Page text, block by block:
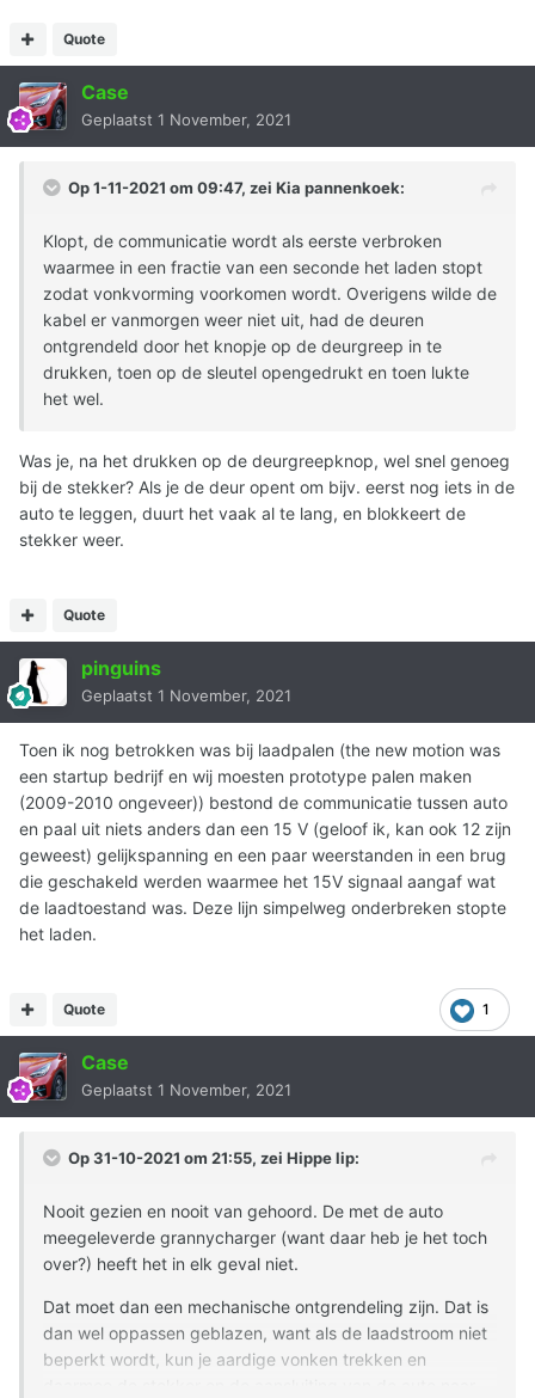
Quote
Case
Geplaatst 1 November, 2021
Op 1-11-2021 om 09:47, zei Kia pannenkoek:
Klopt, de communicatie wordt als eerste verbroken
waarmee in een fractie van een seconde het laden stopt
zodat vonkvorming voorkomen wordt. Overigens wilde de
kabel er vanmorgen weer niet uit, had de deuren
ontgrendeld door het knopje op de deurgreep in te
drukken, toen op de sleutel opengedrukt en toen lukte
het wel.
Was je, na het drukken op de deurgreepknop, wel snel genoeg
bij de stekker? Als je de deur opent om bijv. eerst nog iets in de
auto te leggen, duurt het vaak al te lang, en blokkeert de
stekker weer.
Quote
pinguins
Geplaatst 1 November, 2021
Toen ik nog betrokken was bij laadpalen (the new motion was
een startup bedrijf en wij moesten prototype palen maken
(2009-2010 ongeveer)) bestond de communicatie tussen auto
en paal uit niets anders dan een 15 V (geloof ik, kan ook 12 zijn
geweest) gelijkspanning en een paar weerstanden in een brug
die geschakeld werden waarmee het 15V signaal aangaf wat
de laadtoestand was. Deze lijn simpelweg onderbreken stopte
het laden.
1
Quote
Case
Geplaatst 1 November, 2021
Op 31-10-2021 om 21:55, zei Hippe lip:
Nooit gezien en nooit van gehoord. De met de auto
meegeleverde grannycharger (want daar heb je het toch
over?) heeft het in elk geval niet.
Dat moet dan een mechanische ontgrendeling zijn. Dat is
dan wel oppassen geblazen, want als de laadstroom niet
beperkt wordt, kun je aardige vonken trekken en